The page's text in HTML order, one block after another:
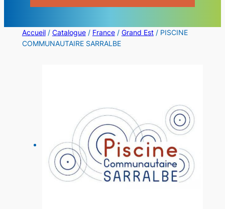
Accueil/ Catalogue/ France/ Grand Est/ PISCINE
COMMUNAUTAIRE SARRALBE